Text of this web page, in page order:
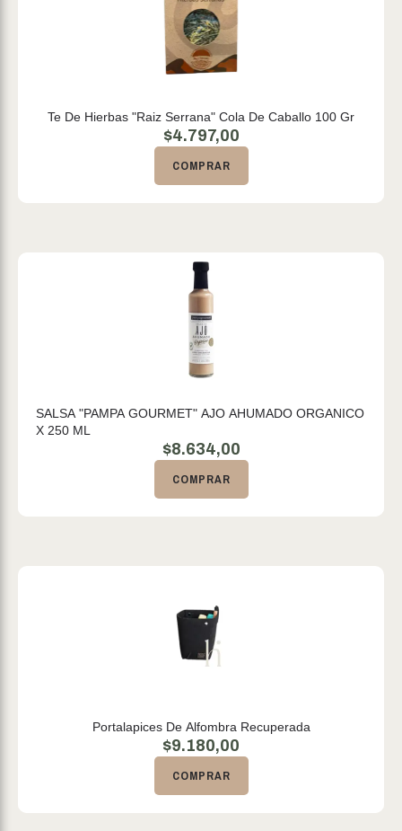
Te De Hierbas "Raiz Serrana" Cola De Caballo 100 Gr
$4.797,00
COMPRAR
SALSA "PAMPA GOURMET" AJO AHUMADO ORGANICO
X 250 ML
$8.634,00
COMPRAR
Portalapices De Alfombra Recuperada
$9.180,00
COMPRAR